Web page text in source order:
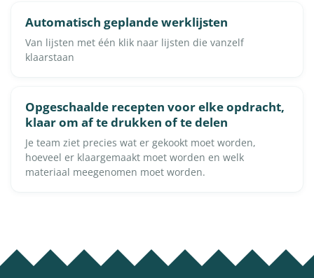
Automatisch geplande werklijsten
Van lijsten met één klik naar lijsten die vanzelf
klaarstaan
Opgeschaalde recepten voor elke opdracht,
klaar om af te drukken of te delen
Je team ziet precies wat er gekookt moet worden,
hoeveel er klaargemaakt moet worden en welk
materiaal meegenomen moet worden.